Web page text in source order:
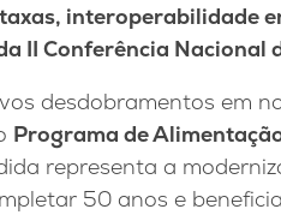
interoperabilidade
II Conferência Nacional
desdobramentos em
Programa de
representa a
50 anos e beneficia